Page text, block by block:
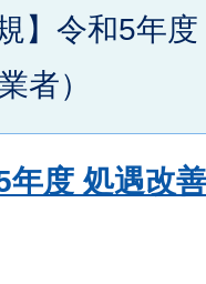
】令和5年
者）
年度 処遇改